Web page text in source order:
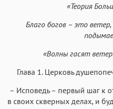
Аа
Roboto Garamond
Аа
Аа
Helvetica Neue
Аа
Arial
«Теория
Благо богов – это
«Волны гасят
Глава 1. Церковь
– Исповедь – первый шаг к
в своих скверных делах, и